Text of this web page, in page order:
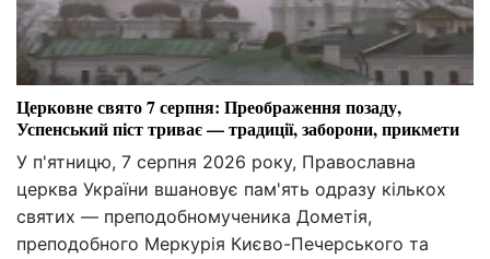
Церковне свято 7 серпня: Преображення позаду,
Успенський піст триває — традиції, заборони, прикмети
У п'ятницю, 7 серпня 2026 року, Православна
церква України вшановує пам'ять одразу кількох
святих — преподобномученика Дометія,
преподобного Меркурія Києво-Печерського та